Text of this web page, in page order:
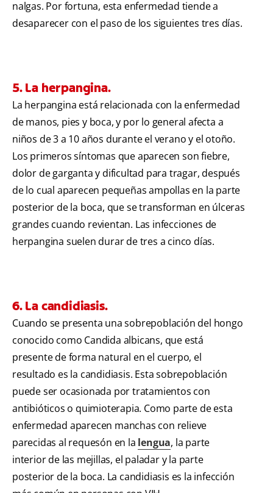
nalgas. Por fortuna, esta enfermedad tiende a
desaparecer con el paso de los siguientes tres días.
5. La herpangina.
La herpangina está relacionada con la enfermedad
de manos, pies y boca, y por lo general afecta a
niños de 3 a 10 años durante el verano y el otoño.
Los primeros síntomas que aparecen son fiebre,
dolor de garganta y dificultad para tragar, después
de lo cual aparecen pequeñas ampollas en la parte
posterior de la boca, que se transforman en úlceras
grandes cuando revientan. Las infecciones de
herpangina suelen durar de tres a cinco días.
6. La candidiasis.
Cuando se presenta una sobrepoblación del hongo
conocido como Candida albicans, que está
presente de forma natural en el cuerpo, el
resultado es la candidiasis. Esta sobrepoblación
puede ser ocasionada por tratamientos con
antibióticos o quimioterapia. Como parte de esta
enfermedad aparecen manchas con relieve
parecidas al requesón en la lengua, la parte
interior de las mejillas, el paladar y la parte
posterior de la boca. La candidiasis es la infección